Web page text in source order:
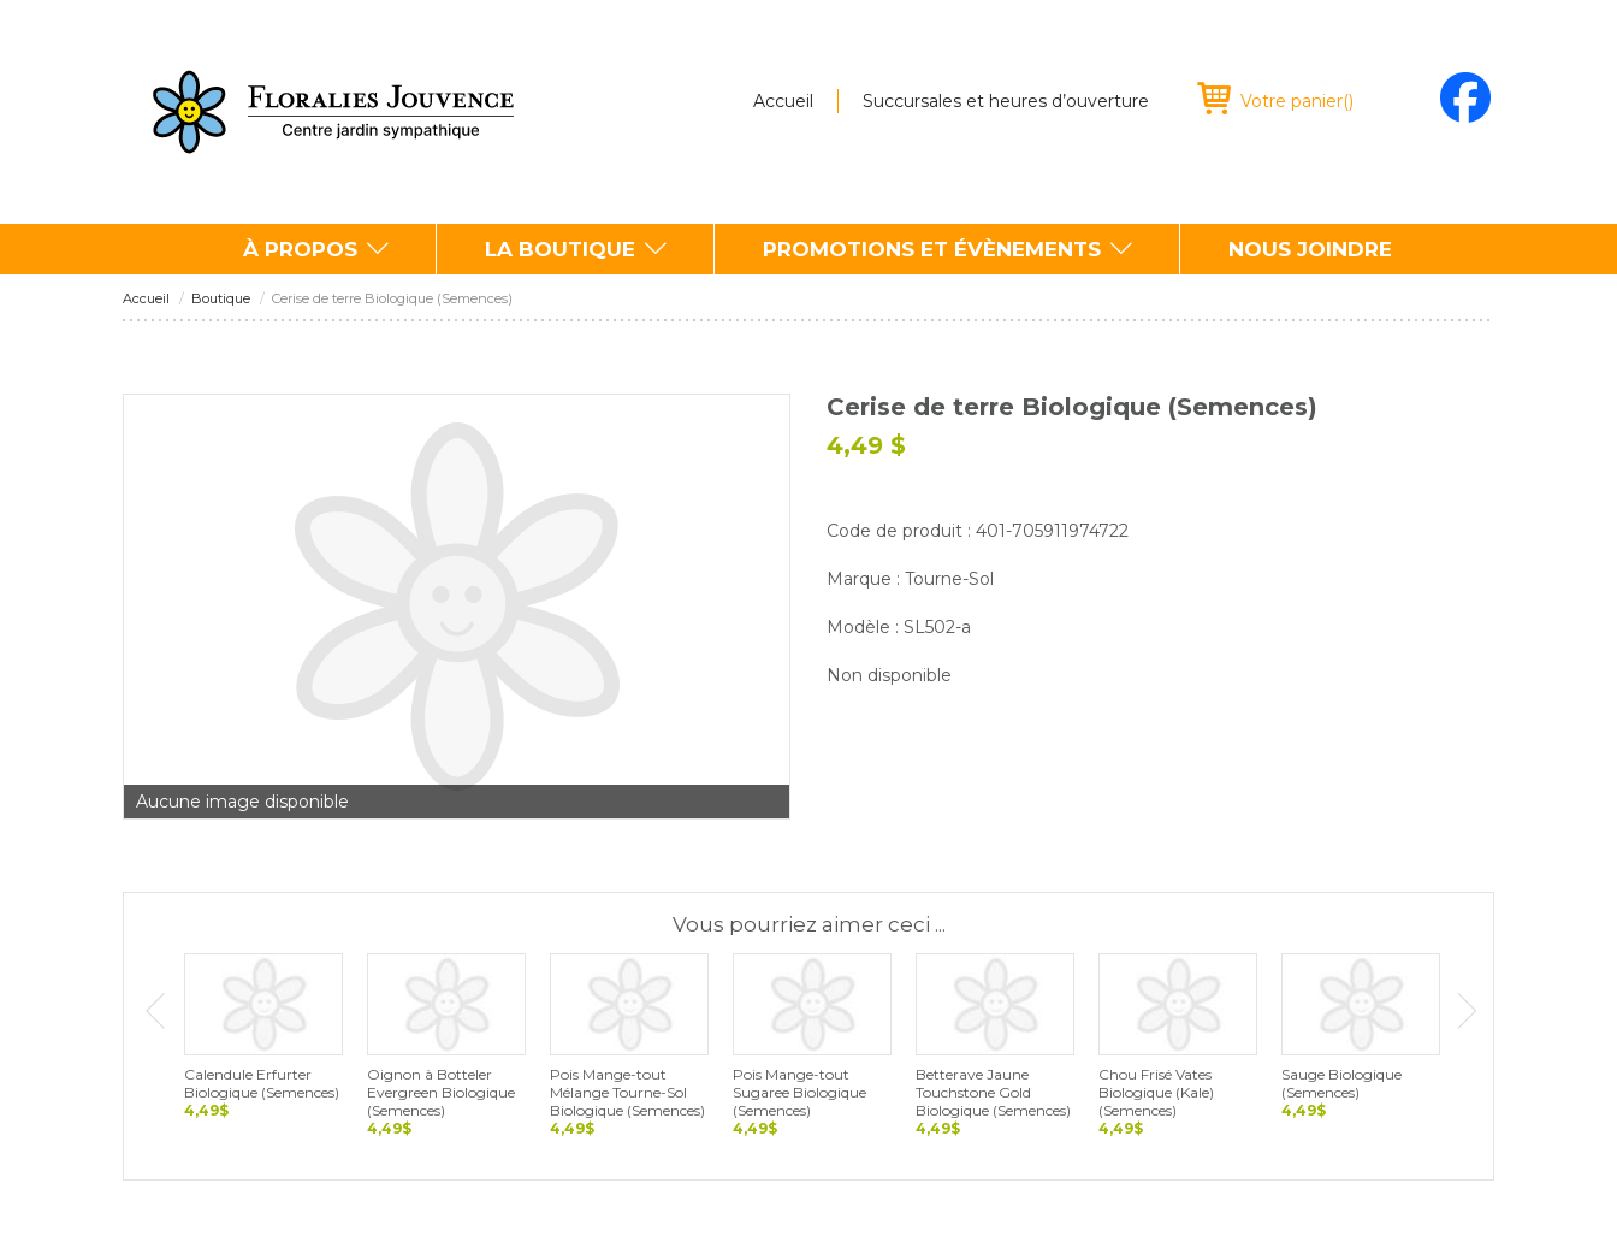
Accueil Succursales et heures d’ouverture Votre panier()
À PROPOS LA BOUTIQUE PROMOTIONS ET ÉVÈNEMENTS NOUS JOINDRE
Accueil Boutique Cerise de terre Biologique (Semences)
Aucune image disponible
Cerise de terre Biologique (Semences)
4,49 $
Code de produit : 401-705911974722
Marque : Tourne-Sol
Modèle : SL502-a
Non disponible
Vous pourriez aimer ceci ...
Calendule Erfurter
Biologique (Semences)
4,49$
Oignon à Botteler
Evergreen Biologique
(Semences)
4,49$
Pois Mange-tout
Mélange Tourne-Sol
Biologique (Semences)
4,49$
Pois Mange-tout
Sugaree Biologique
(Semences)
4,49$
Betterave Jaune
Touchstone Gold
Biologique (Semences)
4,49$
Chou Frisé Vates
Biologique (Kale)
(Semences)
4,49$
Sauge Biologique
(Semences)
4,49$